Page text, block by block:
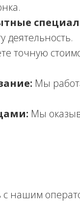
деятельность.
точную
Мы
Мы
с нашим